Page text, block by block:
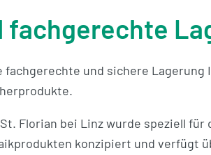
fachgerechte
fachgerechte und sichere
Florian bei Linz wurde speziell
konzipiert und verfügt